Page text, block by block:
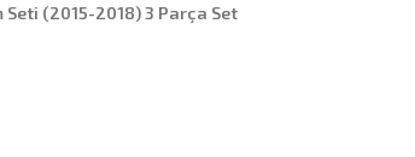
Seti (2015-2018) 3 Parça Set